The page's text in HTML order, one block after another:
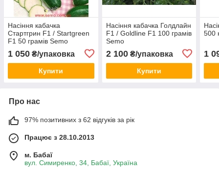
Насіння кабачка
Стартгрин F1 / Startgreen
F1 50 грамів Semo
1 050 ₴/упаковка
Купити
Насіння кабачка Голдлайн
F1 / Goldline F1 100 грамів
Semo
2 100₴/упаковка
Купити
500
1
Про нас
97% позитивних з 62 відгуків за рік
Працює з 28.10.2013
м. Бабаї
вул. Симиренко, 34, Бабаї, Україна